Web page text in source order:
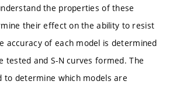
the properties of these
their effect on the ability to resist
accuracy of each model is determined
tested and S-N curves formed. The
to determine which models are